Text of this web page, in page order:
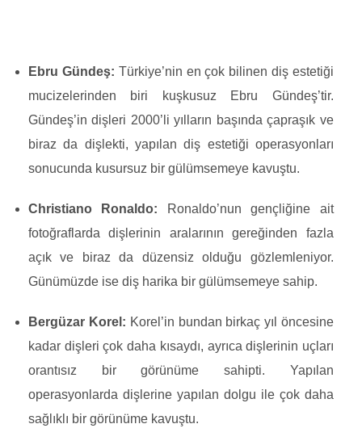
Ebru Gündeş: Türkiye’nin en çok bilinen diş estetiği
mucizelerinden biri kuşkusuz Ebru Gündeş’tir.
Gündeş’in dişleri 2000’li yılların başında çapraşık ve
biraz da dişlekti, yapılan diş estetiği operasyonları
sonucunda kusursuz bir gülümsemeye kavuştu.
Christiano Ronaldo:
Ronaldo’nun gençliğine ait
fotoğraflarda dişlerinin aralarının gereğinden fazla
açık ve biraz da düzensiz olduğu gözlemleniyor.
Günümüzde ise diş harika bir gülümsemeye sahip.
Bergüzar Korel: Korel’in bundan birkaç yıl öncesine
kadar dişleri çok daha kısaydı, ayrıca dişlerinin uçları
orantısız bir görünüme sahipti. Yapılan
operasyonlarda dişlerine yapılan dolgu ile çok daha
sağlıklı bir görünüme kavuştu.